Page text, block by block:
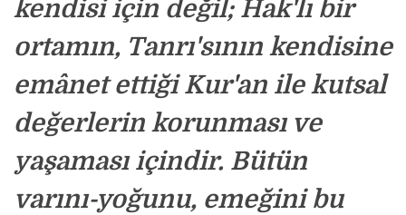
kendisi için değil; Hak'lı bir
ortamın, Tanrı'sının kendisine
emânet ettiği Kur'an ile kutsal
değerlerin korunması ve
yaşaması içindir. Bütün
varını-yoğunu, emeğini bu